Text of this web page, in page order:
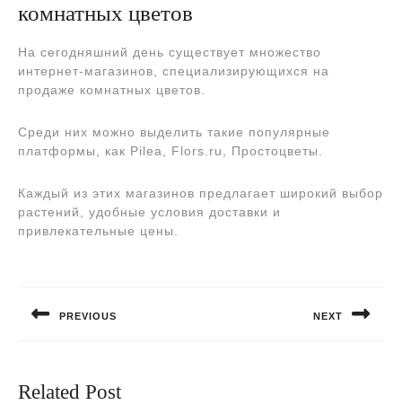
комнатных цветов
На сегодняшний день существует множество
интернет-магазинов, специализирующихся на
продаже комнатных цветов.
Среди них можно выделить такие популярные
платформы, как Pilea, Flors.ru, Простоцветы.
Каждый из этих магазинов предлагает широкий выбор
растений, удобные условия доставки и
привлекательные цены.
записям
PREVIOUS NEXT
Related Post